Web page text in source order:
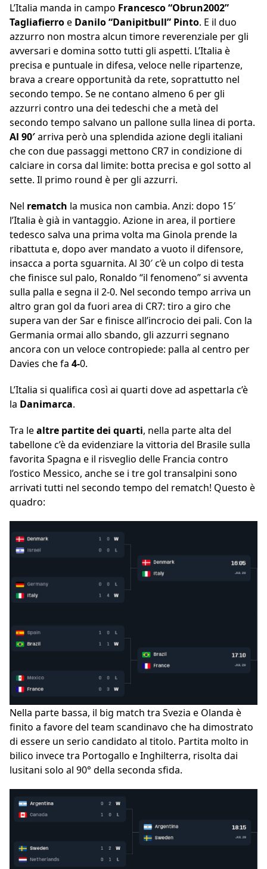
L’Italia manda in campo Francesco “Obrun2002”
Tagliafierroe Danilo “Danipitbull” Pinto. E il duo
azzurro non mostra alcun timore reverenziale per gli
avversari e domina sotto tutti gli aspetti. L’Italia è
precisa e puntuale in difesa, veloce nelle ripartenze,
brava a creare opportunità da rete, soprattutto nel
secondo tempo. Se ne contano almeno 6 per gli
azzurri contro una dei tedeschi che a metà del
secondo tempo salvano un pallone sulla linea di porta.
Al 90′arriva però una splendida azione degli italiani
che con due passaggi mettono CR7 in condizione di
calciare in corsa dal limite: botta precisa e gol sotto al
sette. Il primo round è per gli azzurri.
Nel rematch la musica non cambia. Anzi: dopo 15′
l’Italia è già in vantaggio. Azione in area, il portiere
tedesco salva una prima volta ma Ginola prende la
ribattuta e, dopo aver mandato a vuoto il difensore,
insacca a porta sguarnita. Al 30′ c’è un colpo di testa
che finisce sul palo, Ronaldo “il fenomeno” si avventa
sulla palla e segna il 2-0. Nel secondo tempo arriva un
altro gran gol da fuori area di CR7: tiro a giro che
supera van der Sar e finisce all’incrocio dei pali. Con la
Germania ormai allo sbando, gli azzurri segnano
ancora con un veloce contropiede: palla al centro per
Davies che fa 4-0.
L’Italia si qualifica così ai quarti dove ad aspettarla c’è
la Danimarca.
Tra lealtre partite dei quarti, nella parte alta del
tabellone c’è da evidenziare la vittoria del Brasile sulla
favorita Spagna e il risveglio delle Francia contro
l’ostico Messico, anche se i tre gol transalpini sono
arrivati tutti nel secondo tempo del rematch! Questo è
quadro:
Nella parte bassa, il big match tra Svezia e Olanda è
finito a favore del team scandinavo che ha dimostrato
di essere un serio candidato al titolo. Partita molto in
bilico invece tra Portogallo e Inghilterra, risolta dai
lusitani solo al 90° della seconda sfida.